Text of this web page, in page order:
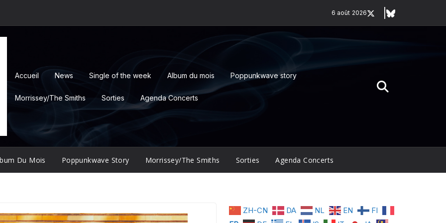
6 août 2026
Accueil News Single of the week Album du mois Poppunkwave story
Morrissey/The Smiths Sorties Agenda Concerts
Du Mois Poppunkwave Story Morrissey/The Smiths Sorties Agenda Concerts
ZH-CN DA NL EN
FI